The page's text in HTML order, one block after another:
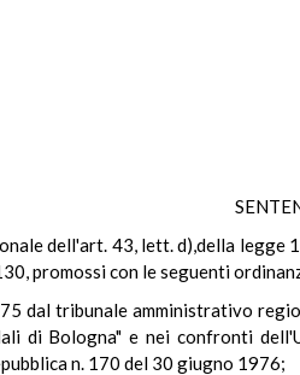
dell'art. 43, lett. d),della legge
promossi con le seguenti
dal tribunale amministrativo
di Bologna" e nei confronti
n. 170 del 30 giugno 1976;